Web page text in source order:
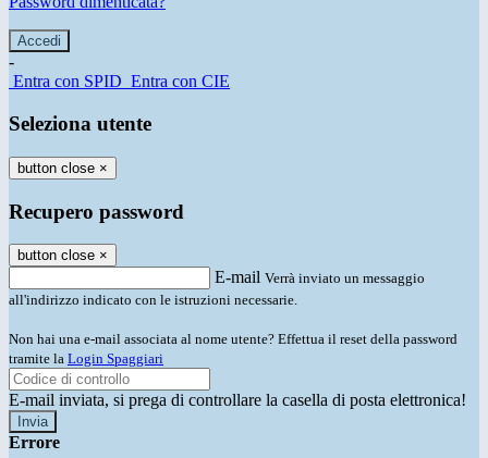
-
Entra con SPID Entra con CIE
Seleziona utente
button close ×
Recupero password
button close ×
E-mail Verrà inviato un messaggio
all'indirizzo indicato con le istruzioni necessarie.
Non hai una e-mail associata al nome utente? Effettua il reset della password
tramite la Login Spaggiari
E-mail inviata, si prega di controllare la casella di posta elettronica!
Errore